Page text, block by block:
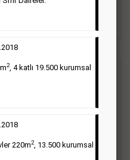
Örnekleri
mini reklam şeklinde
tirajını önemli ölçüde
de önemli bir bölümünü
ilanlarında 6 kelime
2, 4 katlı 19.500 kurumsal
220m2, 13.500 kurumsal